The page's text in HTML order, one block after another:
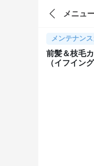
メニュ
メンテナン
前髪＆枝毛
（イフイン